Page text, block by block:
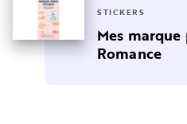
STICKERS
Mes
Romance